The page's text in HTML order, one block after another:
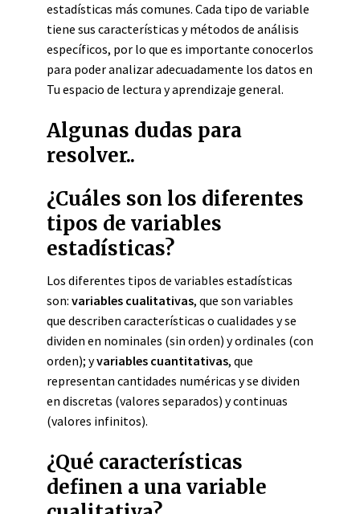
estadísticas más comunes. Cada tipo de variable
tiene sus características y métodos de análisis
específicos, por lo que es importante conocerlos
para poder analizar adecuadamente los datos en
Tu espacio de lectura y aprendizaje general.
Algunas dudas para
resolver..
¿Cuáles son los diferentes
tipos de variables
estadísticas?
Los diferentes tipos de variables estadísticas
son: variables cualitativas, que son variables
que describen características o cualidades y se
dividen en nominales (sin orden) y ordinales (con
orden); yvariables cuantitativas, que
representan cantidades numéricas y se dividen
en discretas (valores separados) y continuas
(valores infinitos).
¿Qué características
definen a una variable